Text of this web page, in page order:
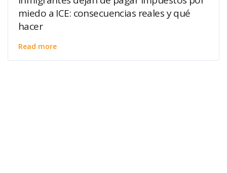
miedo a ICE: consecuencias reales y qué
hacer
Read more